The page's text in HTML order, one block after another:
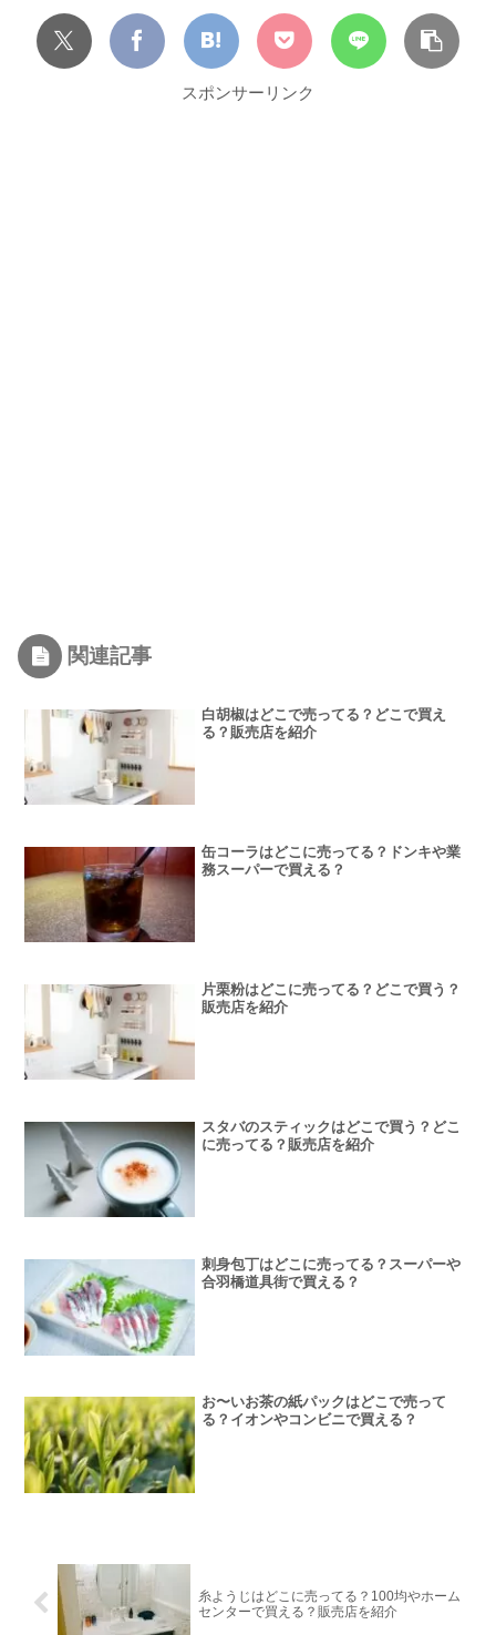
スポンサーリンク
関連記事
白胡椒はどこで売ってる？どこで買え
る？販売店を紹介
缶コーラはどこに売ってる？ドンキや業
務スーパーで買える？
片栗粉はどこに売ってる？どこで買う？
販売店を紹介
スタバのスティックはどこで買う？どこ
に売ってる？販売店を紹介
刺身包丁はどこに売ってる？スーパーや
合羽橋道具街で買える？
お〜いお茶の紙パックはどこで売って
る？イオンやコンビニで買える？
糸ようじはどこに売ってる？100均やホーム
センターで買える？販売店を紹介